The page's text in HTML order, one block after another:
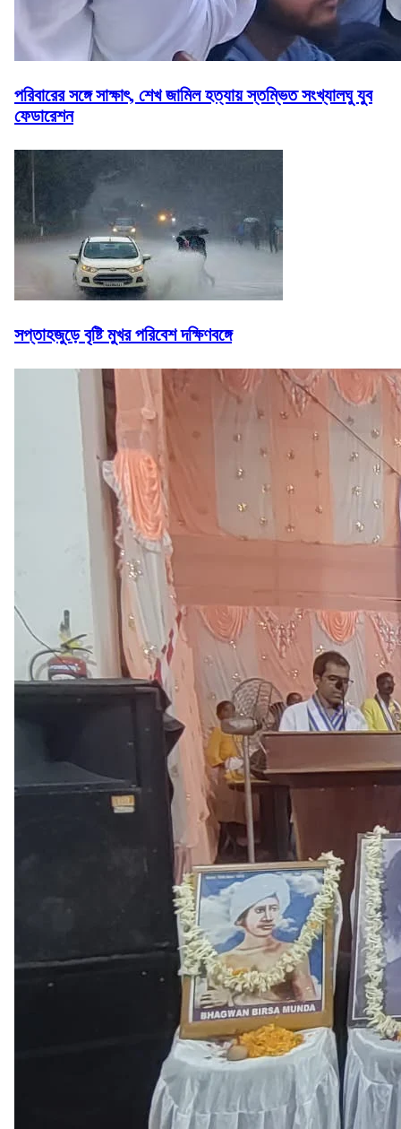
পরিবারের সঙ্গে সাক্ষাৎ, শেখ জামিল হত্যায় স্তম্ভিত সংখ্যালঘু যুব
ফেডারেশন
সপ্তাহজুড়ে বৃষ্টি মুখর পরিবেশ দক্ষিণবঙ্গে